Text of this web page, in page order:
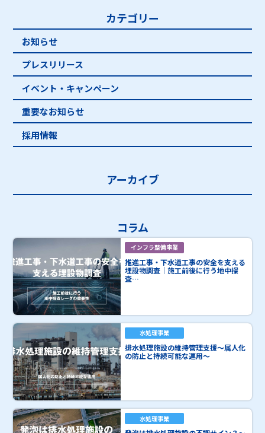
カテゴリー
お知らせ
プレスリリース
イベント・キャンペーン
重要なお知らせ
採用情報
アーカイブ
コラム
インフラ整備事業
推進工事・下水道工事の安全を支える
埋設物調査｜施工前後に行う地中探
査…
水処理事業
排水処理施設の維持管理支援～属人化
の防止と持続可能な運用～
水処理事業